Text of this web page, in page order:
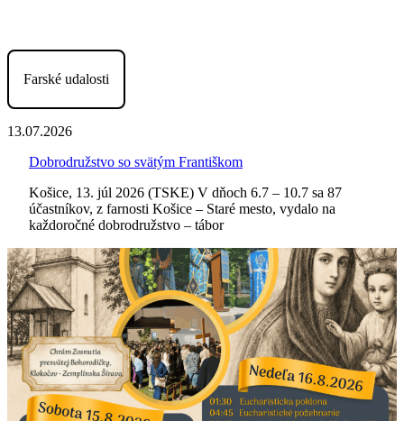
Farské udalosti
13.07.2026
Dobrodružstvo so svätým Františkom
Košice, 13. júl 2026 (TSKE) V dňoch 6.7 – 10.7 sa 87
účastníkov, z farnosti Košice – Staré mesto, vydalo na
každoročné dobrodružstvo – tábor